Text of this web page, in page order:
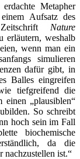
Metapher
Aufsatz des
Nature
erläutern, weshalb
wenn man ein
simulieren
dafür gibt, in
Balles eingreifen
tiefgreifend die
einen „plausiblen“
So schreibt
hoch sein im Fall
biochemische
da die
nachzustellen ist.“